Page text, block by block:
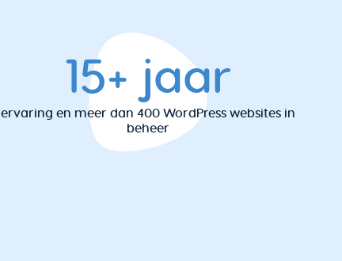
15+ jaar
ervaring en meer dan 400 WordPress websites in
beheer